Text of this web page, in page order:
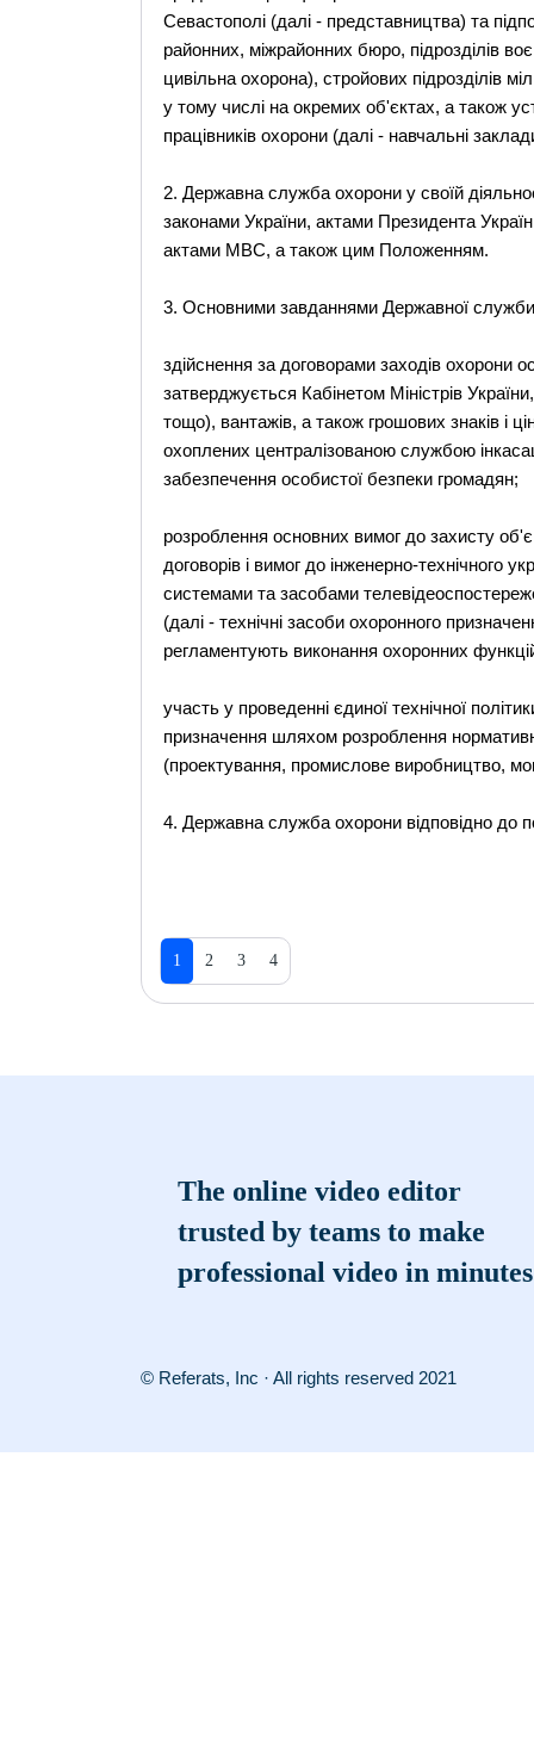
Севастополі (далі - представництва) та
районних, міжрайонних бюро, підрозділів
цивільна охорона), стройових підрозділів
у тому числі на окремих об'єктах, а також
працівників охорони (далі - навчальні
2. Державна служба охорони у своїй
законами України, актами Президента
актами МВС, а також цим Положенням.
3. Основними завданнями Державної
здійснення за договорами заходів охорони
затверджується Кабінетом Міністрів
тощо), вантажів, а також грошових знаків і
охоплених централізованою службою
забезпечення особистої безпеки громадян;
розроблення основних вимог до захисту
договорів і вимог до інженерно-технічного
системами та засобами
(далі - технічні засоби охоронного
регламентують виконання охоронних
участь у проведенні єдиної технічної
призначення шляхом розроблення
(проектування, промислове виробництво,
4. Державна служба охорони відповідно до
1 2 3 4
The online video editor
trusted by teams to make
professional video in minutes
© Referats, Inc · All rights reserved 2021